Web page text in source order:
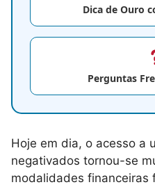
Dica de Ouro
Perguntas
Hoje em dia, o acesso a
negativados tornou-se
modalidades financeiras